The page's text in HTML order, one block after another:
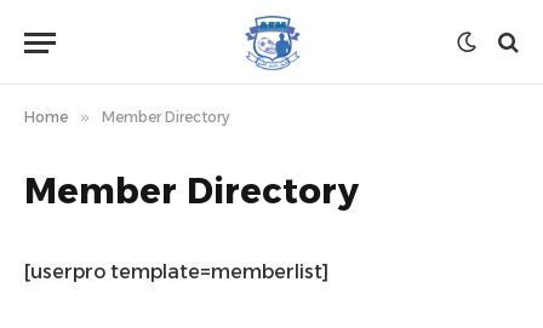
Home » Member Directory
Member Directory
[userpro template=memberlist]